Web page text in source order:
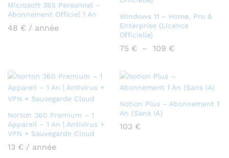
Microsoft 365 Personnel –
Abonnement Officiel 1 An
48 € / année
Windows 11 – Home, Pro &
Enterprise (Licence
Officielle)
75 € – 109 €Plage
à
109 €
Norton 360 Premium – 1
Appareil – 1 An | Antivirus +
VPN + Sauvegarde Cloud
13 € / année
Notion Plus – Abonnement 1
An (Sans IA)
103 €